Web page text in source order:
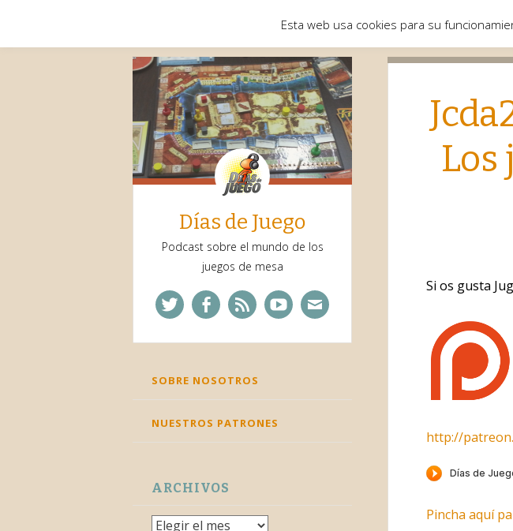
Días de Juego
Podcast sobre el mundo de los
juegos de mesa
SKIP
SOBRE NOSOTROS
NUESTROS PATRONES
ARCHIVOS
Archivos
Los
Si os gusta
http://
Pincha aquí
Esta web usa cookies para su